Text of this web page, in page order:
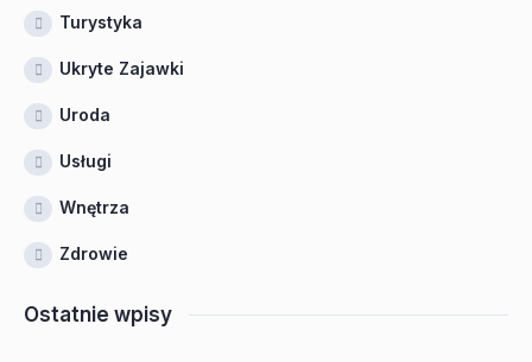
Turystyka
Ukryte Zajawki
Uroda
Usługi
Wnętrza
Zdrowie
Ostatnie wpisy